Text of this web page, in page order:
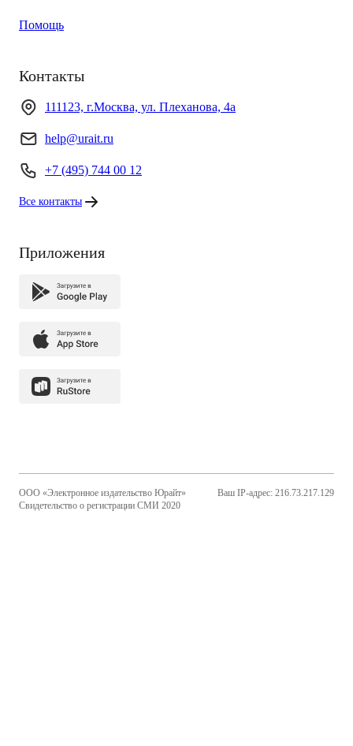
Помощь
Контакты
111123, г.Москва, ул. Плеханова, 4а
help@urait.ru
+7 (495) 744 00 12
Все контакты
Приложения
ООО «Электронное издательство Юрайт»
Свидетельство о регистрации СМИ 2020
Ваш IP-адрес: 216.73.217.129